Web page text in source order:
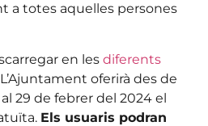
a totes aquelles persones
en les diferents
L’Ajuntament oferirà des de
29 de febrer del 2024 el
Els usuaris podran